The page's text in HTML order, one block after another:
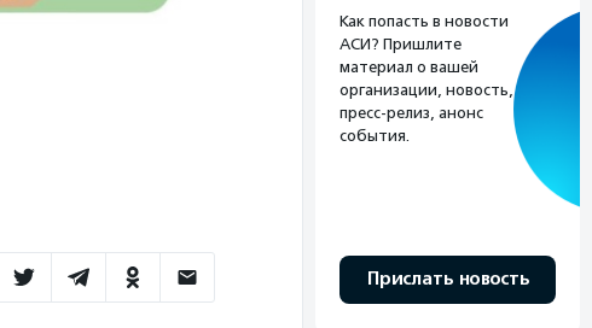
Как попасть в новости
АСИ? Пришлите
материал о вашей
организации, новость,
пресс-релиз, анонс
события.
Прислать новость